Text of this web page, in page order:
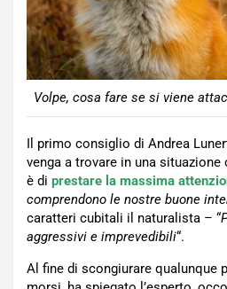
Volpe, cosa fare se si viene
Il primo consiglio di Andrea
venga a trovare in una
è di prestare la massima
comprendono le nostre buone
caratteri cubitali il naturalista – “
aggressivi e imprevedibili“.
Al fine di scongiurare qualunque